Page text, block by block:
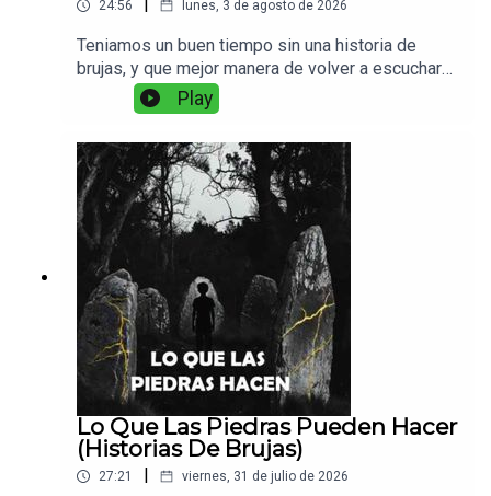
24:56 lunes, 3 de agosto de 2026
Teniamos un buen tiempo sin una historia de
brujas, y que mejor manera de volver a escuchar
sobre ellas con este intrigante y macabro
recuerdo de una chica que vivio con una bruja.
Play
Lo Que Las Piedras Pueden Hacer
(Historias De Brujas)
27:21 viernes, 31 de julio de 2026